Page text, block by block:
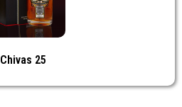
Chivas 25